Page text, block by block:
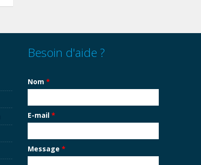
Besoin d'aide ?
Nom *
E-mail *
Message *